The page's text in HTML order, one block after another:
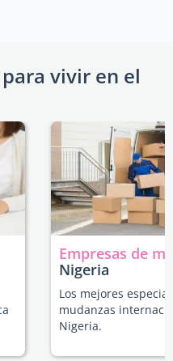
vivir en el
Empresas de
Nigeria
Los mejores
mudanzas
Nigeria.